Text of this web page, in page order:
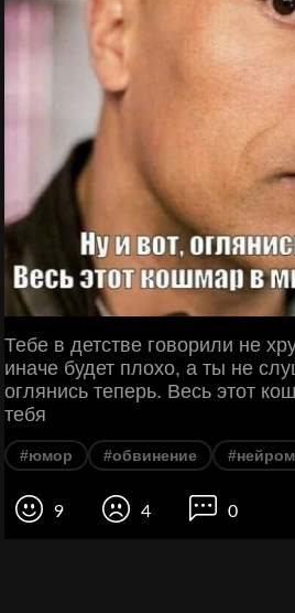
Тебе в детстве говорили не
иначе будет плохо, а ты не
оглянись теперь. Весь этот
тебя
#юмор #обвинение
9 4 0